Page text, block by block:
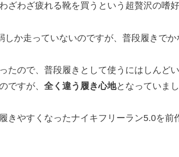
ざわざ疲れる靴を買うという超贅沢の嗜
しか走っていないのですが、普段履きでか
たので、普段履きとして使うにはしんど
ですが、 全く違う履き心地となっていまし
きやすくなったナイキフリーラン5.0を前